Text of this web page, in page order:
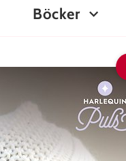
Böcker